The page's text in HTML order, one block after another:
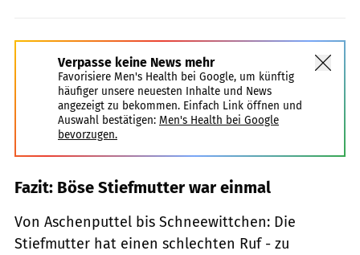
Verpasse keine News mehr
Favorisiere Men's Health bei Google, um künftig
häufiger unsere neuesten Inhalte und News
angezeigt zu bekommen. Einfach Link öffnen und
Auswahl bestätigen: Men's Health bei Google
bevorzugen.
Fazit: Böse Stiefmutter war einmal
Von Aschenputtel bis Schneewittchen: Die
Stiefmutter hat einen schlechten Ruf - zu